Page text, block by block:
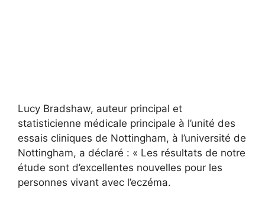
Lucy Bradshaw, auteur principal et
statisticienne médicale principale à l’unité des
essais cliniques de Nottingham, à l’université de
Nottingham, a déclaré : « Les résultats de notre
étude sont d’excellentes nouvelles pour les
personnes vivant avec l’eczéma.